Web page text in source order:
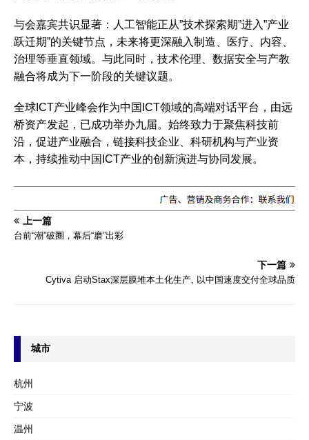
与会嘉宾共识显著：人工智能正从”技术探索期”进入”产业
跃迁期”的关键节点，未来将更深融入制造、医疗、内容、
治理等垂直领域。与此同时，技术伦理、数据安全与产教
融合将成为下一阶段的关键议题。
全球ICT产业峰会作为中国ICT领域的高端对话平台，由远
桥资产发起，已成功举办九届。始终致力于聚焦科技前
沿，促进产业融合，链接科技企业、科研机构与产业资
本，持续推动中国ICT产业的创新演进与协同发展。
上一篇
台前“潮”破圈，幕后“磨”出彩
下一篇
Cytiva 启动Stax深层膜堆本土化生产, 以中国速度交付全球品质
城市
杭州
宁波
温州